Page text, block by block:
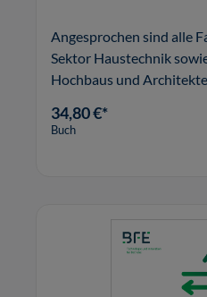
Angesprochen sind alle
Sektor Haustechnik
Hochbaus und
34,80 €*
Buch